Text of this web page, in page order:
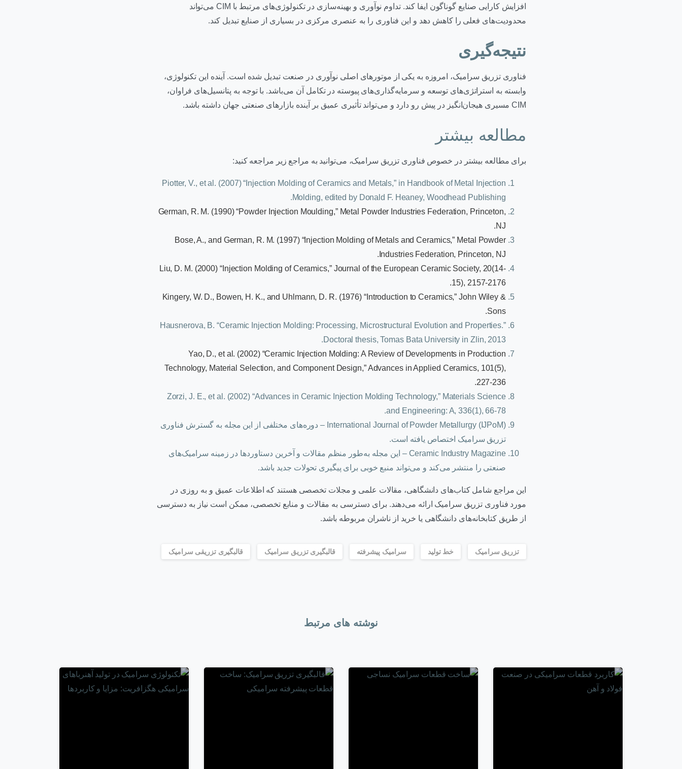
افزایش کارایی صنایع گوناگون ایفا کند. تداوم نوآوری و بهینه‌سازی در تکنولوژی‌های مرتبط با CIM می‌تواند
محدودیت‌های فعلی را کاهش دهد و این فناوری را به عنصری مرکزی در بسیاری از صنایع تبدیل کند.
نتیجه‌گیری
فناوری تزریق سرامیک، امروزه به یکی از موتورهای اصلی نوآوری در صنعت تبدیل شده است. آینده این تکنولوژی،
وابسته به استراتژی‌های توسعه و سرمایه‌گذاری‌های پیوسته در تکامل آن می‌باشد. با توجه به پتانسیل‌های فراوان،
CIM مسیری هیجان‌انگیز در پیش رو دارد و می‌تواند تأثیری عمیق بر آینده بازارهای صنعتی جهان داشته باشد.
مطالعه بیشتر
برای مطالعه بیشتر در خصوص فناوری تزریق سرامیک، می‌توانید به مراجع زیر مراجعه کنید:
Piotter, V., et al. (2007) “Injection Molding of Ceramics and Metals,” in Handbook of Metal Injection
Molding, edited by Donald F. Heaney, Woodhead Publishing.
German, R. M. (1990) “Powder Injection Moulding,” Metal Powder Industries Federation, Princeton,
NJ.
Bose, A., and German, R. M. (1997) “Injection Molding of Metals and Ceramics,” Metal Powder
Industries Federation, Princeton, NJ.
Liu, D. M. (2000) “Injection Molding of Ceramics,” Journal of the European Ceramic Society, 20(14-
15), 2157-2176.
Kingery, W. D., Bowen, H. K., and Uhlmann, D. R. (1976) “Introduction to Ceramics,” John Wiley &
Sons.
Hausnerova, B. “Ceramic Injection Molding: Processing, Microstructural Evolution and Properties.”
Doctoral thesis, Tomas Bata University in Zlin, 2013.
Yao, D., et al. (2002) “Ceramic Injection Molding: A Review of Developments in Production
Technology, Material Selection, and Component Design,” Advances in Applied Ceramics, 101(5),
227-236.
Zorzi, J. E., et al. (2002) “Advances in Ceramic Injection Molding Technology,” Materials Science
and Engineering: A, 336(1), 66-78.
International Journal of Powder Metallurgy (IJPoM) – دوره‌های مختلفی از این مجله به گسترش فناوری
تزریق سرامیک اختصاص یافته است.
Ceramic Industry Magazine – این مجله به‌طور منظم مقالات و آخرین دستاوردها در زمینه سرامیک‌های
صنعتی را منتشر می‌کند و می‌تواند منبع خوبی برای پیگیری تحولات جدید باشد.
این مراجع شامل کتاب‌های دانشگاهی، مقالات علمی و مجلات تخصصی هستند که اطلاعات عمیق و به روزی در
مورد فناوری تزریق سرامیک ارائه می‌دهند. برای دسترسی به مقالات و منابع تخصصی، ممکن است نیاز به دسترسی
از طریق کتابخانه‌های دانشگاهی یا خرید از ناشران مربوطه باشد.
تزریق سرامیک خط تولید سرامیک پیشرفته قالبگیری تزریق سرامیک قالبگیری تزریقی سرامیک
نوشته های مرتبط